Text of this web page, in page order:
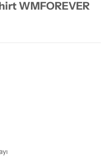
WMFOREVER